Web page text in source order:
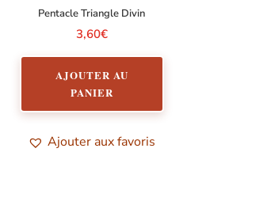
Pentacle Triangle Divin
3,60€
AJOUTER AU
PANIER
Ajouter aux favoris